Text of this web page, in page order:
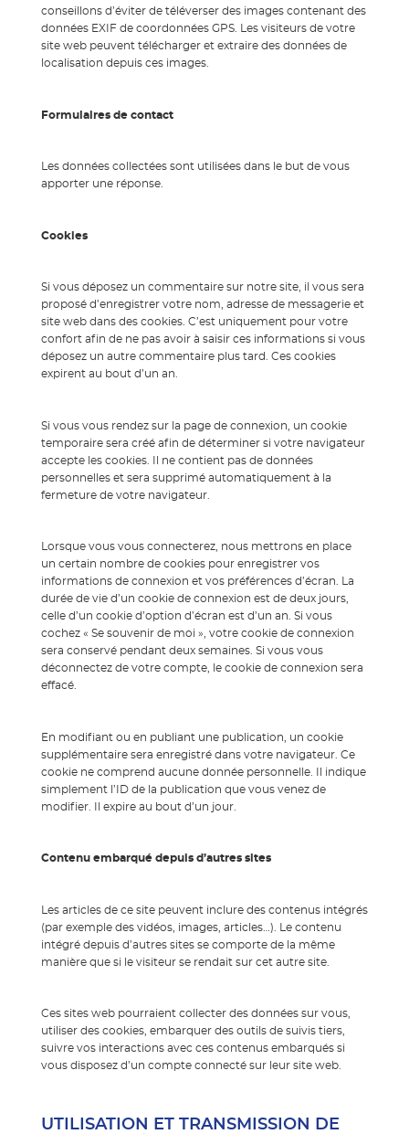
conseillons d’éviter de téléverser des images contenant des
données EXIF de coordonnées GPS. Les visiteurs de votre
site web peuvent télécharger et extraire des données de
localisation depuis ces images.
Formulaires de contact
Les données collectées sont utilisées dans le but de vous
apporter une réponse.
Cookies
Si vous déposez un commentaire sur notre site, il vous sera
proposé d’enregistrer votre nom, adresse de messagerie et
site web dans des cookies. C’est uniquement pour votre
confort afin de ne pas avoir à saisir ces informations si vous
déposez un autre commentaire plus tard. Ces cookies
expirent au bout d’un an.
Si vous vous rendez sur la page de connexion, un cookie
temporaire sera créé afin de déterminer si votre navigateur
accepte les cookies. Il ne contient pas de données
personnelles et sera supprimé automatiquement à la
fermeture de votre navigateur.
Lorsque vous vous connecterez, nous mettrons en place
un certain nombre de cookies pour enregistrer vos
informations de connexion et vos préférences d’écran. La
durée de vie d’un cookie de connexion est de deux jours,
celle d’un cookie d’option d’écran est d’un an. Si vous
cochez « Se souvenir de moi », votre cookie de connexion
sera conservé pendant deux semaines. Si vous vous
déconnectez de votre compte, le cookie de connexion sera
effacé.
En modifiant ou en publiant une publication, un cookie
supplémentaire sera enregistré dans votre navigateur. Ce
cookie ne comprend aucune donnée personnelle. Il indique
simplement l’ID de la publication que vous venez de
modifier. Il expire au bout d’un jour.
Contenu embarqué depuis d’autres sites
Les articles de ce site peuvent inclure des contenus intégrés
(par exemple des vidéos, images, articles…). Le contenu
intégré depuis d’autres sites se comporte de la même
manière que si le visiteur se rendait sur cet autre site.
Ces sites web pourraient collecter des données sur vous,
utiliser des cookies, embarquer des outils de suivis tiers,
suivre vos interactions avec ces contenus embarqués si
vous disposez d’un compte connecté sur leur site web.
UTILISATION ET TRANSMISSION DE